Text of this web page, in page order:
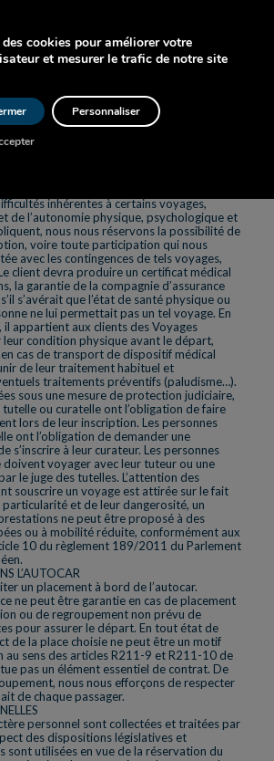
le droit de refuser la participation au
dont la tenue ou la conduite serait de
déroulement du voyage. L’inscription à l’un
brochures implique l’adhésion complète aux
De même, si en cours de voyage,
d’un voyageur nuit au bon
et à la quiétude des autres voyageurs,
inhérentes à certains voyages,
de l’autonomie physique, psychologique et
nous nous réservons la possibilité de
voire toute participation qui nous
avec les contingences de tels voyages,
client devra produire un certificat médical
la garantie de la compagnie d’assurance
s’avérait que l’état de santé physique ou
ne lui permettait pas un tel voyage. En
il appartient aux clients des Voyages
condition physique avant le départ,
en cas de transport de dispositif médical
de leur traitement habituel et
traitements préventifs (paludisme…).
sous une mesure de protection judiciaire,
tutelle ou curatelle ont l’obligation de faire
lors de leur inscription. Les personnes
ont l’obligation de demander une
s’inscrire à leur curateur. Les personnes
doivent voyager avec leur tuteur ou une
le juge des tutelles. L’attention des
souscrire un voyage est attirée sur le fait
particularité et de leur dangerosité, un
ne peut être proposé à des
ou à mobilité réduite, conformément aux
10 du règlement 189/2011 du Parlement
L’AUTOCAR
un placement à bord de l’autocar.
ne peut être garantie en cas de placement
ou de regroupement non prévu de
pour assurer le départ. En tout état de
de la place choisie ne peut être un motif
au sens des articles R211-9 et R211-10 de
pas un élément essentiel de contrat. De
nous nous efforçons de respecter
de chaque passager.
personnel sont collectées et traitées par
des dispositions législatives et
sont utilisées en vue de la réservation du
cookies pour améliorer votre
et mesurer le trafic de notre site
Personnaliser